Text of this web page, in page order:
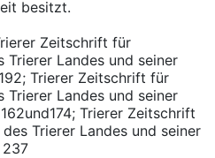
besitzt.
Zeitschrift für
Trierer Landes und seiner
Trierer Zeitschrift für
Trierer Landes und seiner
Trierer Zeitschrift
Trierer Landes und seiner
237